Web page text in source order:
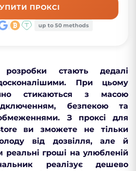
ПРОКСІ
up to 50 methods
розробки стають дедалі
При цьому
стикаються з масою
безпекою та
З проксі для
ви зможете не тільки
від дозвілля, але й
реальні гроші на улюбленій
реалізує дешево